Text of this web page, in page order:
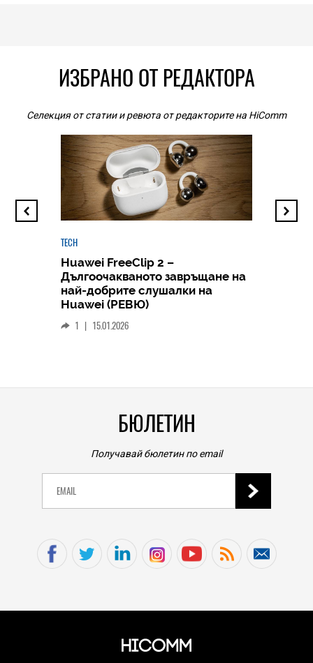
ИЗБРАНО ОТ РЕДАКТОРА
Селекция от статии и ревюта от редакторите на HiComm
TECH
Huawei FreeClip 2 –
Дългоочакваното завръщане на
най-добрите слушалки на
Huawei (РЕВЮ)
1 15.01.2026
БЮЛЕТИН
Получавай бюлетин по email